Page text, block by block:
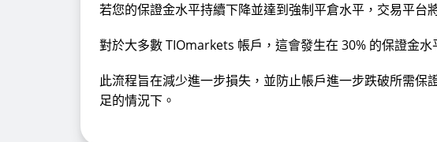
若您的保證金水平持續下降並達到強制平倉水平，交易平台
對於大多數 TIOmarkets 帳戶，這會發生在 30% 的保證金
此流程旨在減少進一步損失，並防止帳戶進一步跌破所需
足的情況下。